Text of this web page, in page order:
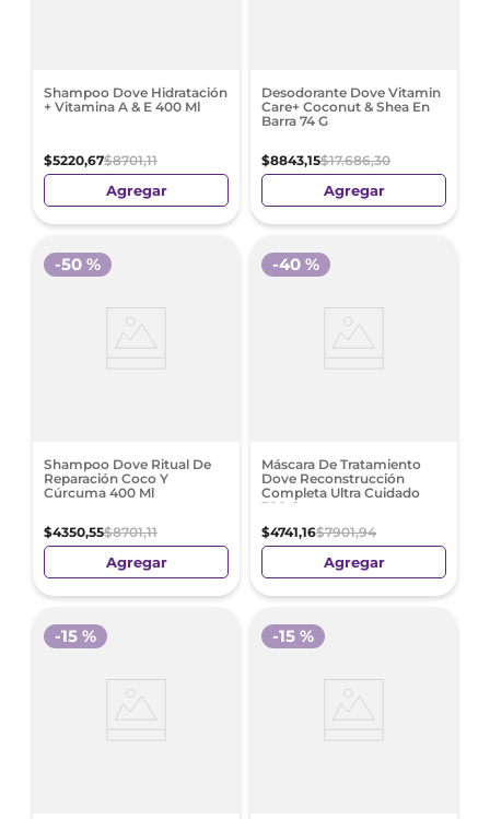
Shampoo Dove Hidratación
+ Vitamina A & E 400 Ml
$5220,67$8701,11
Agregar
Desodorante Dove Vitamin
Care+ Coconut & Shea En
Barra 74 G
$8843,15$17.686,30
Agregar
Shampoo Dove Ritual De
Reparación Coco Y
Cúrcuma 400 Ml
$4350,55$8701,11
-50 %
Agregar
Máscara De Tratamiento
Dove Reconstrucción
Completa Ultra Cuidado
300 G
$4741,16$7901,94
-40 %
Agregar
-15 % -15 %